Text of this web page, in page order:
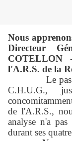
Nous
Directeur
COTELLON
l'A.R.S. de la
Le passage
C.H.U.G.,
de l'A.R.S.,
analyse n'a
durant ses